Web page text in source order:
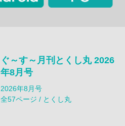
ぐ～す～月刊とくし丸 2026
年8月号
2026年8月号
全57ページ / とくし丸